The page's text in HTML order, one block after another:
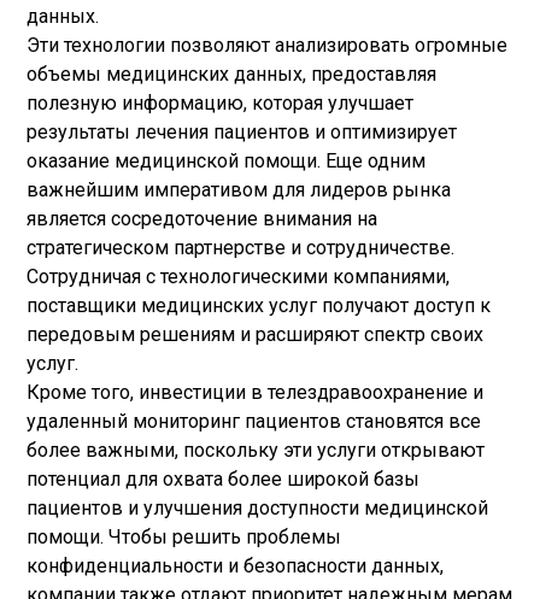
данных.
Эти технологии позволяют анализировать огромные
объемы медицинских данных, предоставляя
полезную информацию, которая улучшает
результаты лечения пациентов и оптимизирует
оказание медицинской помощи. Еще одним
важнейшим императивом для лидеров рынка
является сосредоточение внимания на
стратегическом партнерстве и сотрудничестве.
Сотрудничая с технологическими компаниями,
поставщики медицинских услуг получают доступ к
передовым решениям и расширяют спектр своих
услуг.
Кроме того, инвестиции в телездравоохранение и
удаленный мониторинг пациентов становятся все
более важными, поскольку эти услуги открывают
потенциал для охвата более широкой базы
пациентов и улучшения доступности медицинской
помощи. Чтобы решить проблемы
конфиденциальности и безопасности данных,